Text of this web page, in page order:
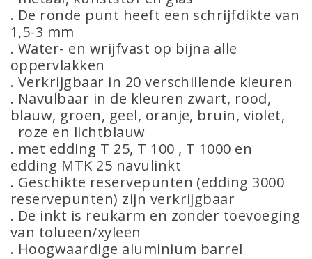
. De ronde punt heeft een schrijfdikte van
1,5-3 mm
. Water- en wrijfvast op bijna alle
oppervlakken
. Verkrijgbaar in 20 verschillende kleuren
. Navulbaar in de kleuren zwart, rood,
blauw, groen, geel, oranje, bruin, violet,
roze en lichtblauw
. met edding T 25, T 100 , T 1000 en
edding MTK 25 navulinkt
. Geschikte reservepunten (edding 3000
reservepunten) zijn verkrijgbaar
. De inkt is reukarm en zonder toevoeging
van tolueen/xyleen
. Hoogwaardige aluminium barrel